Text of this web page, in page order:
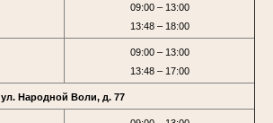
09:00 – 13:00
13:48 – 18:00
09:00 – 13:00
13:48 – 17:00
ул. Народной Воли, д. 77